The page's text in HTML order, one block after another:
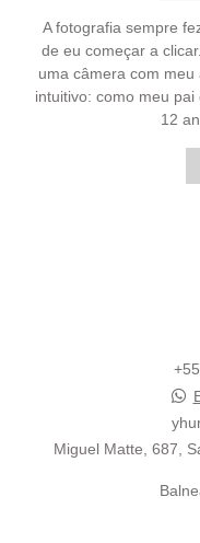
A fotografia sempre
de eu começar a
uma câmera com
intuitivo: como meu
12
Miguel Matte, 687,